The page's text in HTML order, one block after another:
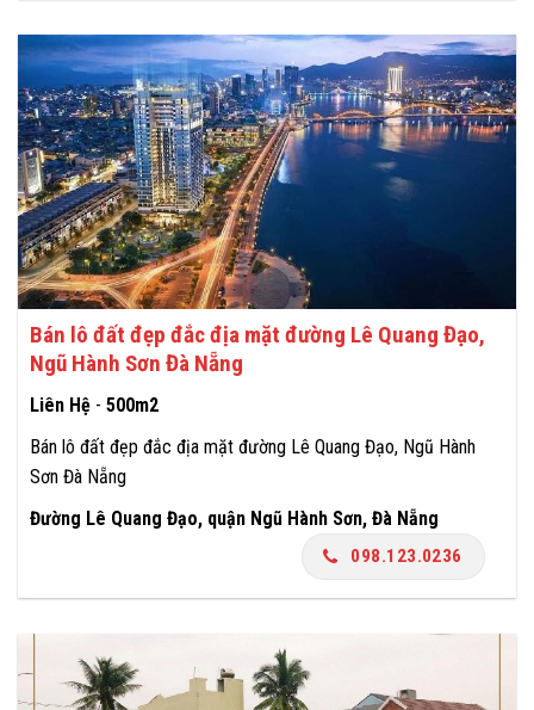
Bán lô đất đẹp đắc địa mặt đường Lê Quang Đạo,
Ngũ Hành Sơn Đà Nẵng
Liên Hệ - 500m2
Bán lô đất đẹp đắc địa mặt đường Lê Quang Đạo, Ngũ Hành
Sơn Đà Nẵng
Đường Lê Quang Đạo, quận Ngũ Hành Sơn, Đà Nẵng
098.123.0236